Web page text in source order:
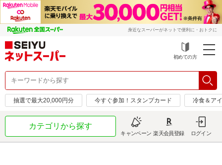
身近なスーパーがネットで便利に・おトクに
初めての方
抽選で最大20,000円分 今すぐ参加！スタンプカード 冷食＆ア
カテゴリから探す
キャンペーン 楽天会員登録 ログイン